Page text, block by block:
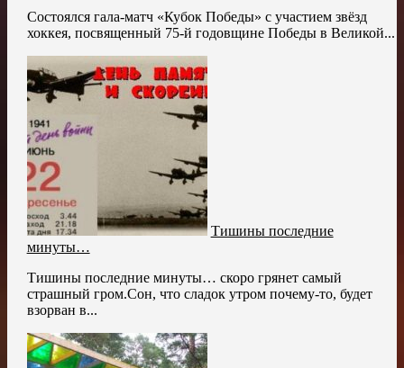
Состоялся гала-матч «Кубок Победы» с участием звёзд
хоккея, посвященный 75-й годовщине Победы в Великой...
Тишины последние
минуты…
Тишины последние минуты… скоро грянет самый
страшный гром.Сон, что сладок утром почему-то, будет
взорван в...